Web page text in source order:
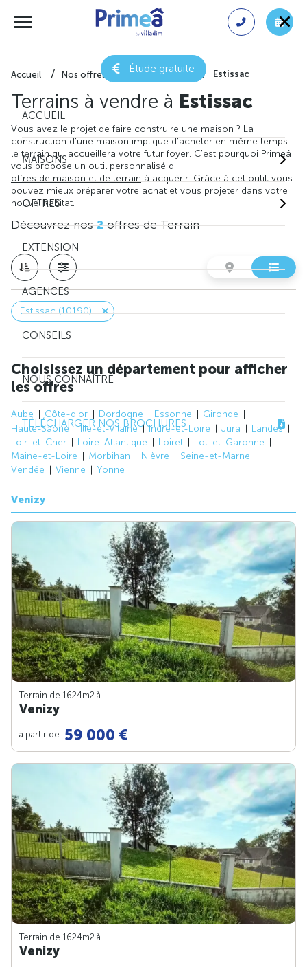
Étude gratuite
ACCUEIL
MAISONS
OFFRES
EXTENSION
AGENCES
CONSEILS
NOUS CONNAÎTRE
TÉLÉCHARGER NOS BROCHURES
Accueil Nos offres de terrain Aube Estissac
Terrains à vendre à Estissac
Vous avez le projet de faire construire une maison ? La
construction d'une maison implique d'acheter en même temps
le terrain qui accueillera votre futur foyer. C'est pourquoi Primeâ
vous propose un outil personnalisé d'
offres de maison et de terrain à acquérir. Grâce à cet outil, vous
pouvez mieux préparer votre achat et vous projeter dans votre
nouvel habitat.
Découvrez nos2offres de Terrain
Estissac (10190)
Choisissez un département pour afficher
les offres
Aube Côte-d'or Dordogne Essonne
Gironde
Haute-Saône
Ille-et-Vilaine Indre-et-Loire Jura
Landes
Loir-et-Cher
Loire-Atlantique Loiret
Lot-et-Garonne
Maine-et-Loire
Morbihan Nièvre
Seine-et-Marne
Vendée
Vienne Yonne
Venizy
Terrain de 1624m2 à
Venizy
à partir de 59 000 €
Terrain de 1624m2 à
Venizy